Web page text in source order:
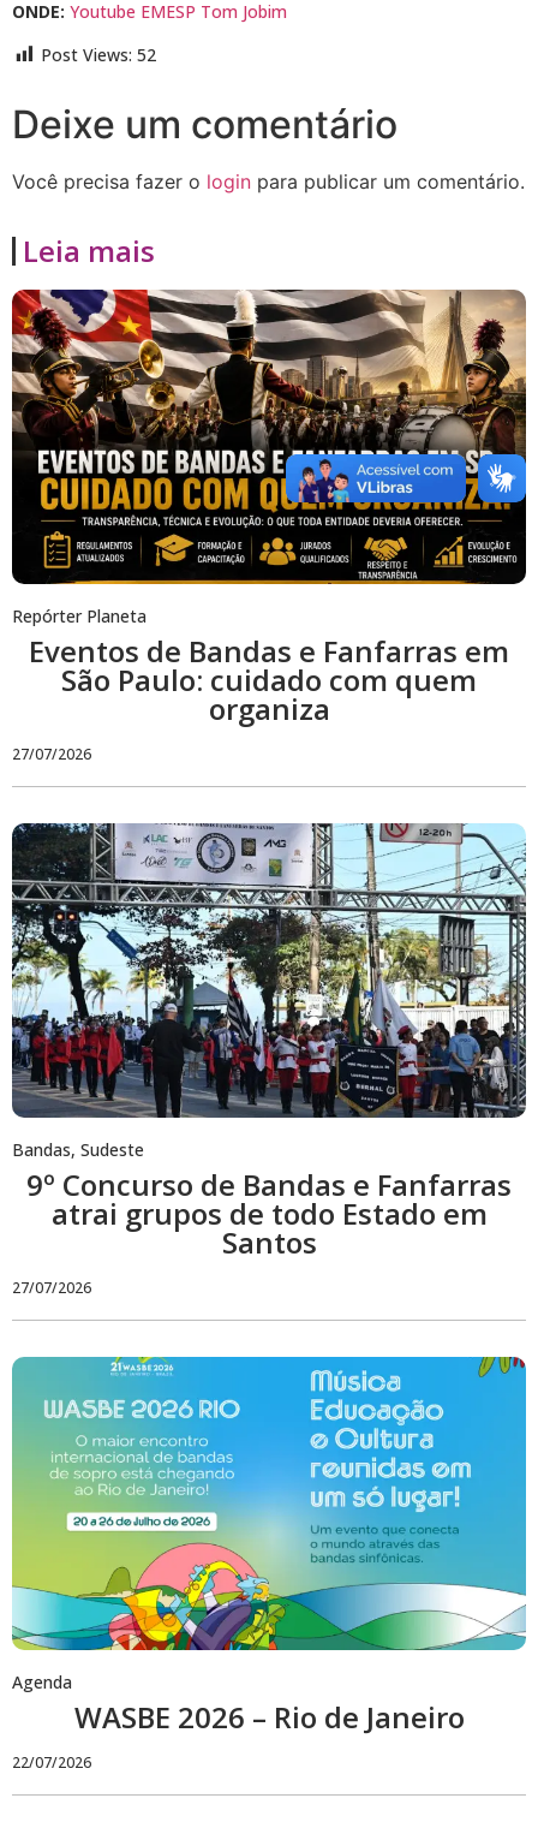
ONDE: Youtube EMESP Tom Jobim
Post Views: 52
Deixe um comentário
Você precisa fazer o login para publicar um comentário.
Leia mais
Repórter Planeta
Eventos de Bandas e Fanfarras em
São Paulo: cuidado com quem
organiza
27/07/2026
Bandas, Sudeste
9º Concurso de Bandas e Fanfarras
atrai grupos de todo Estado em
Santos
27/07/2026
Agenda
WASBE 2026 – Rio de Janeiro
22/07/2026